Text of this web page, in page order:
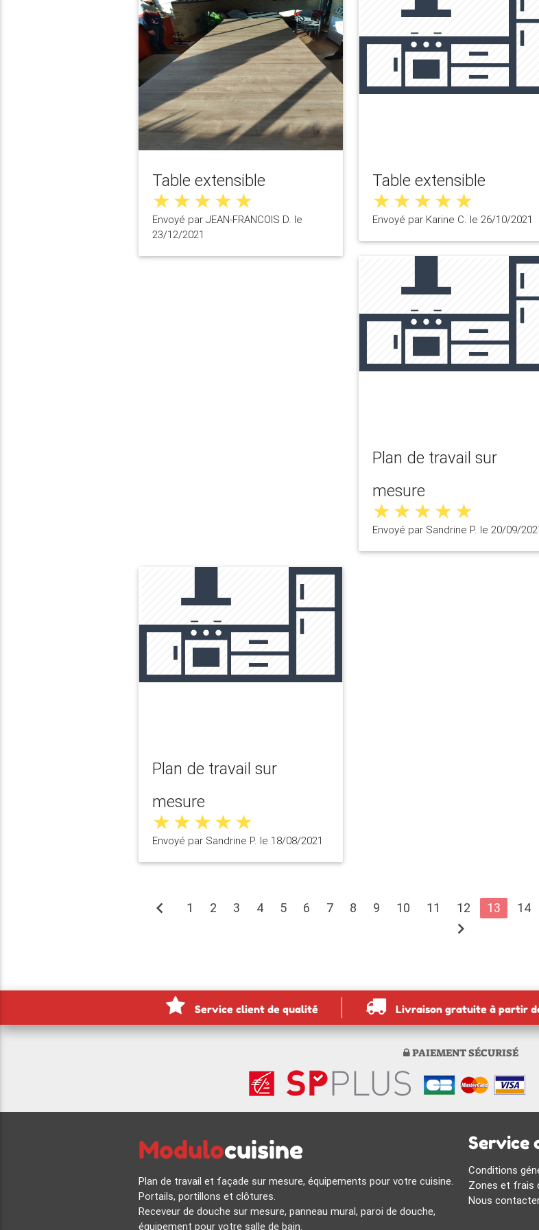
Table extensible
Envoyé par JEAN-FRANCOIS D. le
23/12/2021
Table extensible
Envoyé par Karine C. le 26/10/2021
Plan de travail sur
mesure
Envoyé par Sandrine P. le 20/09/
Plan de travail sur
mesure
Envoyé par Sandrine P. le 18/08/2021
chevron_left 1 2 3 4 5 6 7 8 9 10 11 12 13 14
chevron_right
Service client de qualité Livraison gratuite à partir
PAIEMENT SÉCURISÉ
Modulocuisine
Plan de travail et façade sur mesure, équipements pour votre cuisine.
Portails, portillons et clôtures.
Receveur de douche sur mesure, panneau mural, paroi de douche,
équipement pour votre salle de bain.
Service
Conditions
Zones et frais
Nous